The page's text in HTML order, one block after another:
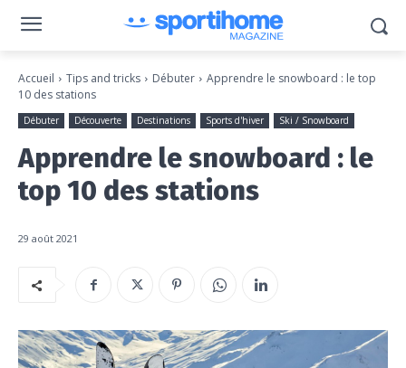
Accueil Tips and tricks Débuter
Apprendre le snowboard : le top
10 des stations
Débuter Découverte Destinations Sports d'hiver Ski / Snowboard
Apprendre le snowboard : le
top 10 des stations
29 août 2021